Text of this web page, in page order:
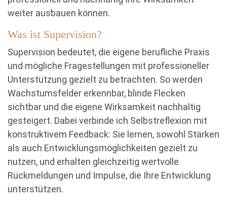
weiter ausbauen können.
Was ist Supervision?
Supervision bedeutet, die eigene berufliche Praxis
und mögliche Fragestellungen mit professioneller
Unterstützung gezielt zu betrachten. So werden
Wachstumsfelder erkennbar, blinde Flecken
sichtbar und die eigene Wirksamkeit nachhaltig
gesteigert. Dabei verbinde ich Selbstreflexion mit
konstruktivem Feedback: Sie lernen, sowohl Stärken
als auch Entwicklungsmöglichkeiten gezielt zu
nutzen, und erhalten gleichzeitig wertvolle
Rückmeldungen und Impulse, die Ihre Entwicklung
unterstützen.